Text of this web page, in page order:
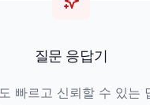
질문 응답기
빠르고 신뢰할 수 있는